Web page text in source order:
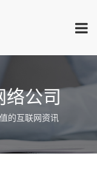
络公司
的互联网资讯